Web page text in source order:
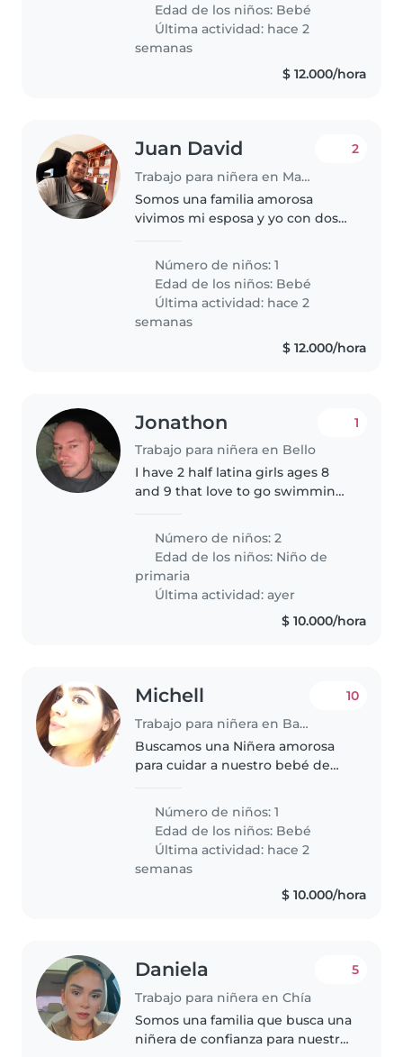
Edad de los niños: Bebé
Última actividad: hace 2
semanas
$ 12.000/hora
Juan David
Trabajo para niñera en Manizales
2
Somos una familia amorosa
vivimos mi esposa y yo con dos
Número de niños: 1
Edad de los niños: Bebé
Última actividad: hace 2
semanas
$ 12.000/hora
Jonathon
Trabajo para niñera en Bello
1
I have 2 half latina girls ages 8
and 9 that love to go swimming,
about new cultures.
Número de niños: 2
Edad de los niños: Niño de
primaria
Última actividad: ayer
$ 10.000/hora
Michell
Trabajo para niñera en Barranquilla
10
Buscamos una Niñera amorosa
para cuidar a nuestro bebé de
cariñoso. Necesitamos a alguien
que se sienta cómodo cocinando
y ayudando con tareas del
hogar...
Número de niños: 1
Edad de los niños: Bebé
Última actividad: hace 2
semanas
$ 10.000/hora
Daniela
Trabajo para niñera en Chía
5
Somos una familia que busca una
niñera de confianza para nuestro